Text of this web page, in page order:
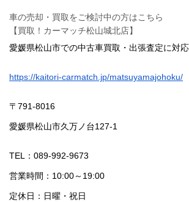
車の売却・買取をご検討中の方はこちら
【買取！カーマッチ松山城北店】
愛媛県松山市での中古車買取・出張査定に対応
https://kaitori-carmatch.jp/matsuyamajohoku/
〒791-8016
愛媛県松山市久万ノ台127-1
TEL：089-992-9673
営業時間：10:00～19:00
定休日：日曜・祝日